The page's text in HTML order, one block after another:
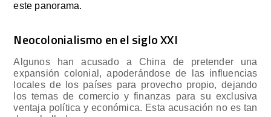
este panorama.
Neocolonialismo en el siglo XXI
Algunos han acusado a China de pretender una
expansión colonial, apoderándose de las influencias
locales de los países para provecho propio, dejando
los temas de comercio y finanzas para su exclusiva
ventaja política y económica. Esta acusación no es tan